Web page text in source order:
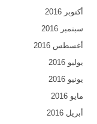
أكتوبر 2016
سبتمبر 2016
أغسطس 2016
يوليو 2016
يونيو 2016
مايو 2016
أبريل 2016